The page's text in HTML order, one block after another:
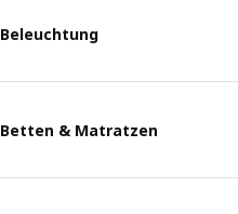
Beleuchtung
Betten & Matratzen